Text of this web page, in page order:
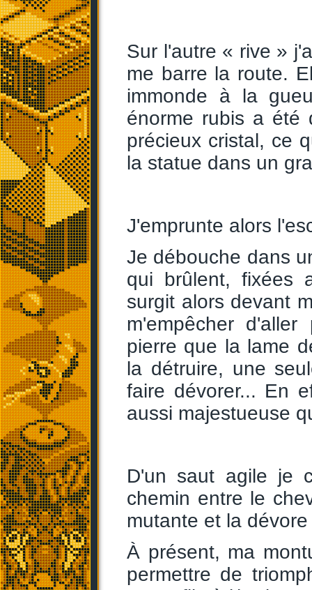
Sur l'autre « rive »
me barre la route.
immonde à la
énorme rubis a été
précieux cristal, ce
la statue dans un
J'emprunte alors
Je débouche dans
qui brûlent, fixées
surgit alors devant
m'empêcher
pierre que la lame
la détruire, une
faire dévorer... En
aussi majestueuse
D'un saut agile je
chemin entre le
mutante et la
À présent, ma
permettre de